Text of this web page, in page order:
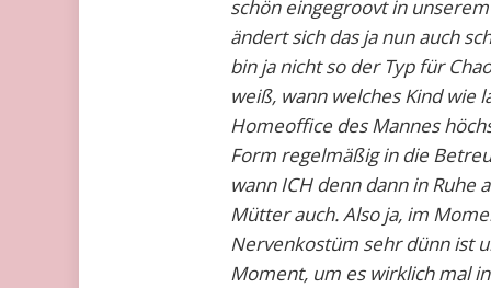
schön eingegroovt in
ändert sich das ja nun auch
bin ja nicht so der Typ für
weiß, wann welches Kind wie
Homeoffice des Mannes
Form regelmäßig in die
wann ICH denn dann in Ruhe
Mütter auch. Also ja, im
Nervenkostüm sehr dünn ist
Moment, um es wirklich mal